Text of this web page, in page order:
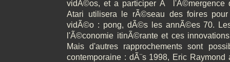
vidÃ©os, et a participer Ã l'Ã©mergence
Atari utilisera le rÃ©seau des foires
vidÃ©o : pong, dÃ©s les annÃ©es 70.
l'Ã©conomie itinÃ©rante et ces
Mais d'autres rapprochements sont
contemporaine : dÃ¨s 1998, Eric